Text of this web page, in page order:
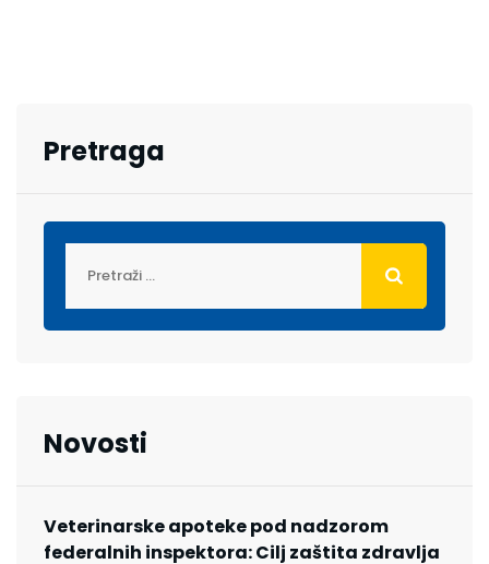
Pretraga
Novosti
Veterinarske apoteke pod nadzorom
federalnih inspektora: Cilj zaštita zdravlja